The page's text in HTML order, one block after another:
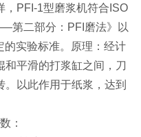
，PFI-1型磨浆机符合ISO
第二部分：PFI磨法》以
的实验标准。原理：经计
平滑的打浆缸之间，刀
以此作用于纸浆，达到
：